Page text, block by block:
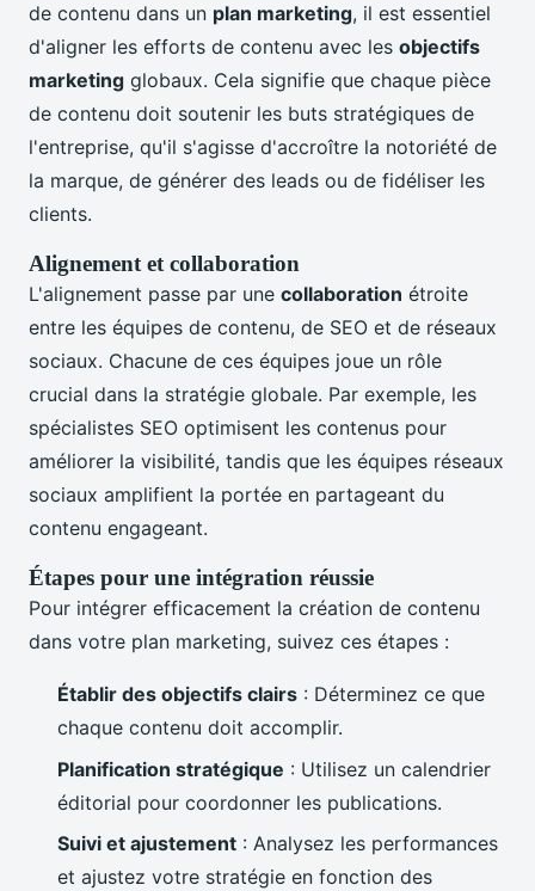
de contenu dans un plan marketing, il est essentiel
d'aligner les efforts de contenu avec les objectifs
marketing globaux. Cela signifie que chaque pièce
de contenu doit soutenir les buts stratégiques de
l'entreprise, qu'il s'agisse d'accroître la notoriété de
la marque, de générer des leads ou de fidéliser les
clients.
Alignement et collaboration
L'alignement passe par une collaboration étroite
entre les équipes de contenu, de SEO et de réseaux
sociaux. Chacune de ces équipes joue un rôle
crucial dans la stratégie globale. Par exemple, les
spécialistes SEO optimisent les contenus pour
améliorer la visibilité, tandis que les équipes réseaux
sociaux amplifient la portée en partageant du
contenu engageant.
Étapes pour une intégration réussie
Pour intégrer efficacement la création de contenu
dans votre plan marketing, suivez ces étapes :
Établir des objectifs clairs : Déterminez ce que
chaque contenu doit accomplir.
Planification stratégique : Utilisez un calendrier
éditorial pour coordonner les publications.
Suivi et ajustement : Analysez les performances
et ajustez votre stratégie en fonction des